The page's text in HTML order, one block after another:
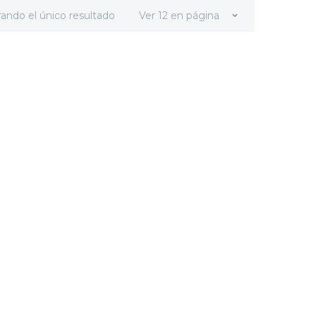
Ver 12 en página
el único resultado